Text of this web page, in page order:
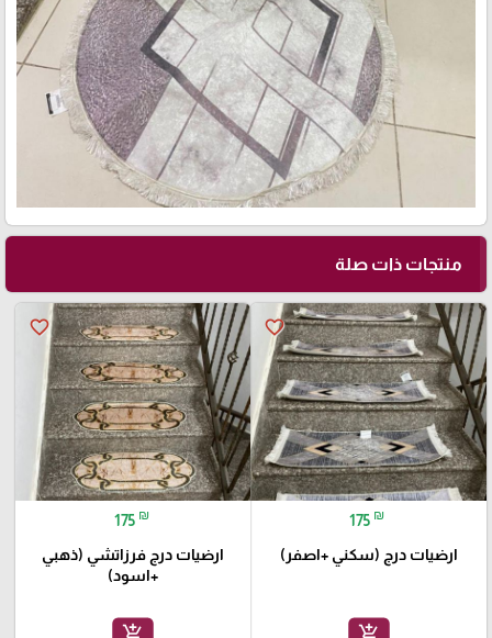
منتجات ذات صلة
favorite_border
175 ₪
ارضيات درج (سكني +اصفر)
add_shopping_cart
favorite_border
175 ₪
ارضيات درج فرزاتشي (ذهبي
+اسود)
add_shopping_cart